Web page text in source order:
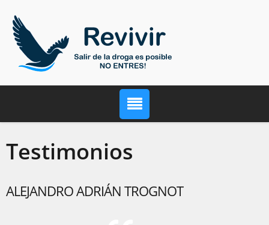
Testimonios
ALEJANDRO ADRIÁN TROGNOT